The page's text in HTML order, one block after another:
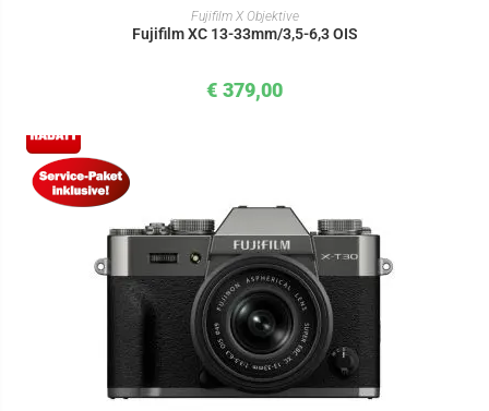
IN DEN WARENKORB
Fujifilm X Objektive
Fujifilm XC 13-33mm/3,5-6,3 OIS
€ 379,00